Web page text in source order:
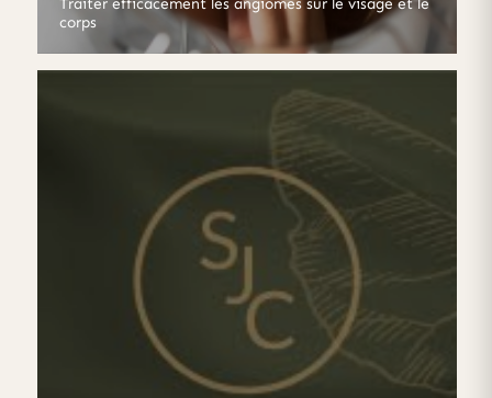
corps